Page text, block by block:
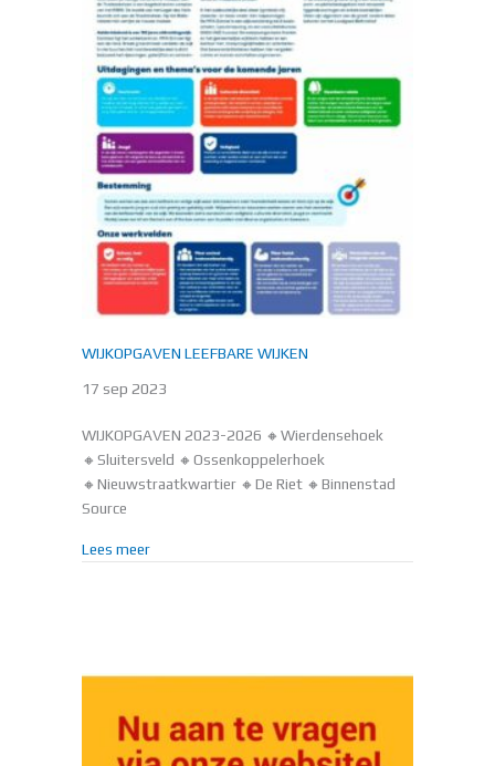
WIJKOPGAVEN LEEFBARE WIJKEN
17 sep 2023
WIJKOPGAVEN 2023-2026 🔸Wierdensehoek
🔸Sluitersveld 🔸Ossenkoppelerhoek
🔸Nieuwstraatkwartier 🔸De Riet 🔸Binnenstad
Source
Lees meerabout WIJKOPGAVEN LEEFBARE WIJKEN